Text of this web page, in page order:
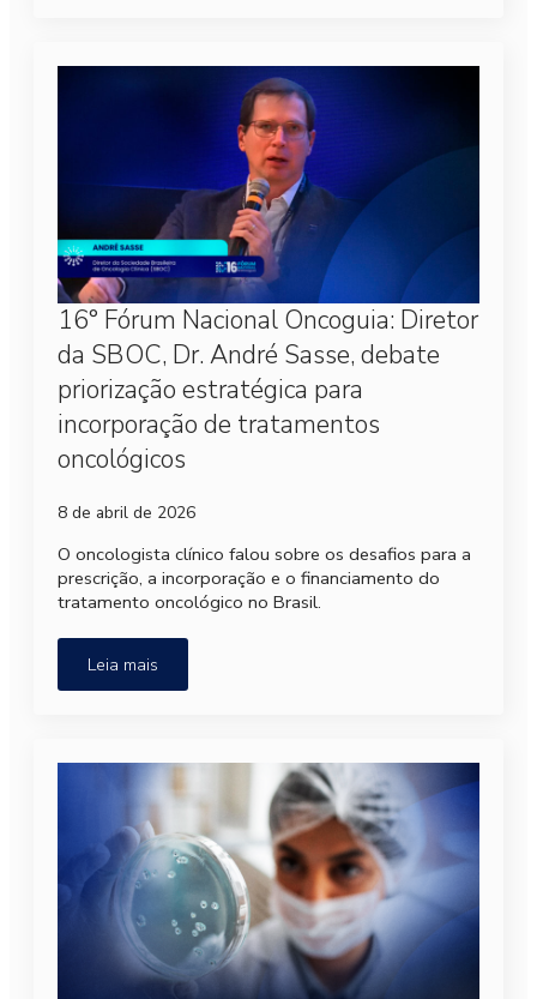
16° Fórum Nacional Oncoguia: Diretor
da SBOC, Dr. André Sasse, debate
priorização estratégica para
incorporação de tratamentos
oncológicos
8 de abril de 2026
O oncologista clínico falou sobre os desafios para a
prescrição, a incorporação e o financiamento do
tratamento oncológico no Brasil.
Leia mais